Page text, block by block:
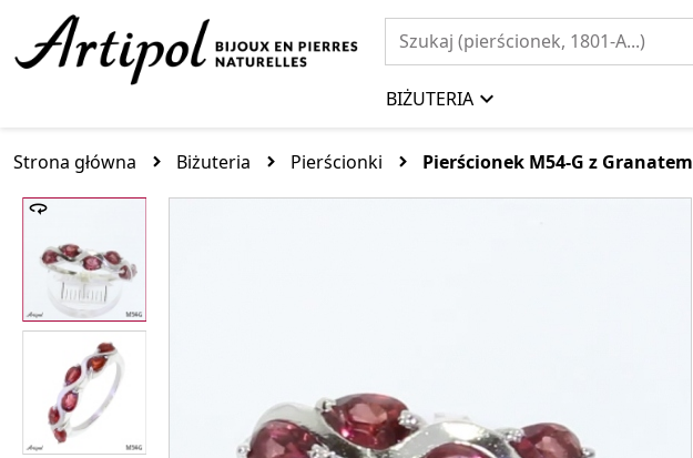
BIŻUTERIA
Strona główna Biżuteria Pierścionki Pierścionek M54-G z Granatem